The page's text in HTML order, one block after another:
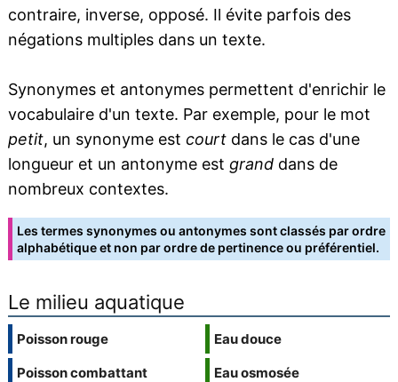
contraire, inverse, opposé. Il évite parfois des
négations multiples dans un texte.
Synonymes et antonymes permettent d'enrichir le
vocabulaire d'un texte. Par exemple, pour le mot
petit, un synonyme est courtdans le cas d'une
longueur et un antonyme est granddans de
nombreux contextes.
Les termes synonymes ou antonymes sont classés par ordre
alphabétique et non par ordre de pertinence ou préférentiel.
Le milieu aquatique
Poisson rouge
Poisson combattant
Eau douce
Eau osmosée